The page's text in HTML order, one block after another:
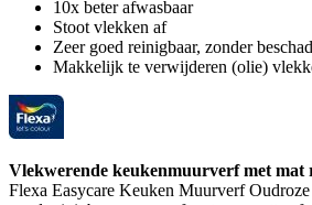
10x beter afwasbaar
Stoot vlekken af
Zeer goed reinigbaar, zonder
Makkelijk te verwijderen (olie)
Vlekwerende keukenmuurverf met mat
Flexa Easycare Keuken Muurverf